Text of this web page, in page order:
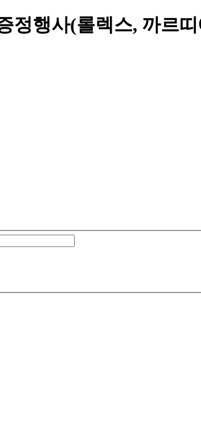
정행사(롤렉스, 까르